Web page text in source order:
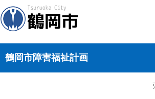
鶴岡市障害福祉計画